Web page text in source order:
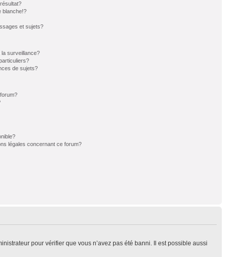
blanche!?
et sujets?
surveillance?
de sujets?
légales concernant ce forum?
pour vérifier que vous n’avez pas été banni. Il est possible aussi